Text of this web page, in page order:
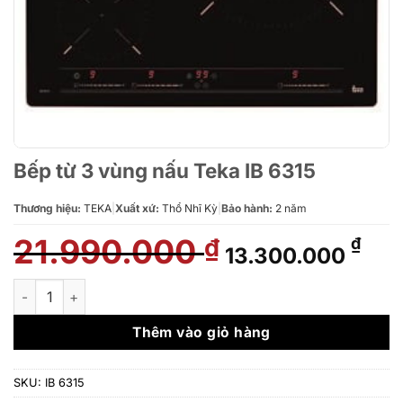
Bếp từ 3 vùng nấu Teka IB 6315
Thương hiệu: TEKA Xuất xứ: Thổ Nhĩ Kỳ Bảo hành: 2 năm
21.990.000₫ Giá
gốc
21.990.000 ₫.
13.300.000 ₫Giá
là:
Bếp từ 3 vùng nấu Teka IB 6315 số lượng
Thêm vào giỏ hàng
SKU: IB 6315